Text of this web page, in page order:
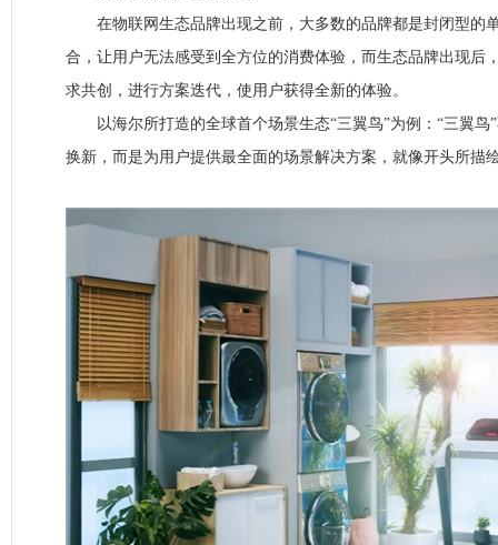
在物联网生态品牌出现之前，大多数的品牌都是封闭型的
合，让用户无法感受到全方位的消费体验，而生态品牌出现后
求共创，进行方案迭代，使用户获得全新的体验。
以海尔所打造的全球首个场景生态“三翼鸟”为例：“三翼鸟
换新，而是为用户提供最全面的场景解决方案，就像开头所描